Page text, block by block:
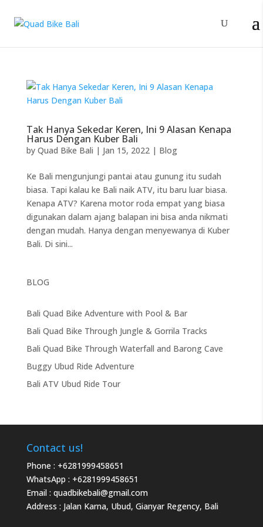
Tak Hanya Sekedar Keren, Ini 9 Alasan Kenapa
Harus Dengan Kuber Bali
by Quad Bike Bali | Jan 15, 2022| Blog
Ke Bali mengunjungi pantai atau gunung itu sudah
biasa. Tapi kalau ke Bali naik ATV, itu baru luar biasa.
Kenapa ATV? Karena motor roda empat yang biasa
digunakan dalam ajang balapan ini bisa anda nikmati
dengan mudah. Hanya dengan menyewanya di Kuber
Bali. Di sini...
BLOG
Bali Quad Bike Adventure with Pool & Bar
Bali Quad Bike Through Jungle & Gorrila Tracks
Bali Quad Bike Through Waterfall and Barong Cave
Buggy Ubud Ride Adventure
Bali ATV Ubud Ride Tour
Contact us!
Phone : +6281999458651
WhatsApp : +6281999458651
Email : quadbikebali@gmail.com
Address : Jalan Karna, Ubud, Gianyar Regency, Bali